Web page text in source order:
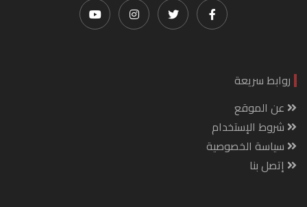
روابط سريعة
عن الموقع
شروط الإستخدام
سياسة الخصوصية
إتصل بنا